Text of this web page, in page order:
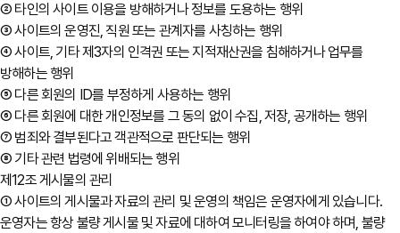
② 타인의 사이트 이용을 방해하거나 정보를 도용하는 행위
③ 사이트의 운영진, 직원 또는 관계자를 사칭하는 행위
④ 사이트, 기타 제3자의 인격권 또는 지적재산권을 침해하거나 업무를
방해하는 행위
⑤ 다른 회원의 ID를 부정하게 사용하는 행위
⑥ 다른 회원에 대한 개인정보를 그 동의 없이 수집, 저장, 공개하는 행위
⑦ 범죄와 결부된다고 객관적으로 판단되는 행위
⑧ 기타 관련 법령에 위배되는 행위
제12조 게시물의 관리
① 사이트의 게시물과 자료의 관리 및 운영의 책임은 운영자에게 있습니다.
운영자는 항상 불량 게시물 및 자료에 대하여 모니터링을 하여야 하며, 불량